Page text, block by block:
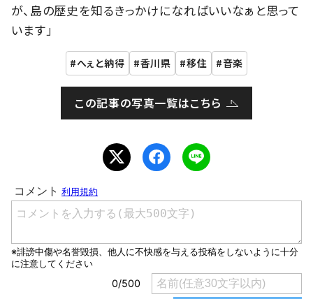
が、島の歴史を知るきっかけになればいいなぁと思って
います」
へぇと納得 香川県 移住 音楽
この記事の写真一覧はこちら